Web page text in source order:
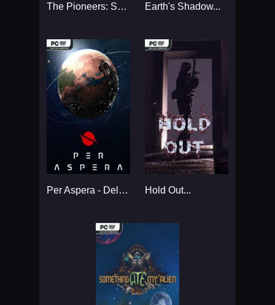
The Pioneers: Surviving Desolation... Earth's Shadow...
Per Aspera - Deluxe Edition... Hold Out...